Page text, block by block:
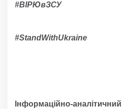
#ВІРЮвЗСУ
#StandWithUkraine
Інформаційно-